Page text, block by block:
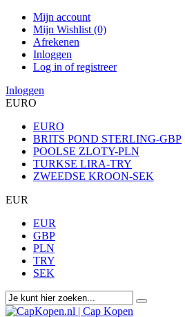
Mijn account
Mijn Wishlist (0)
Afrekenen
Inloggen
Log in of registreer
Inloggen
EURO
EURO
BRITS POND STERLING-GBP
POOLSE ZLOTY-PLN
TURKSE LIRA-TRY
ZWEEDSE KROON-SEK
EUR
EUR
GBP
PLN
TRY
SEK